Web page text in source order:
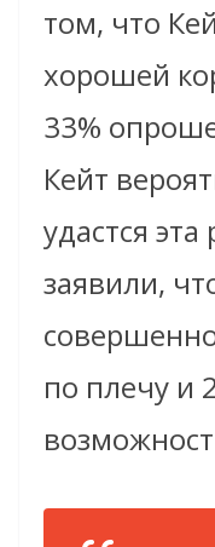
том, что
хорошей
33%
Кейт
удастся
заявили,
по плечу и